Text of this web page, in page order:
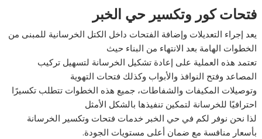
فتحات كور وتكسير حي الخبر
يعد إجراء التعديلات وإضافة الفتحات داخل الكتل الخرسانية للمبنى من
الخطوات الهامة بعد الانتهاء من البناء حيث
تعتمد هذه العملية على إعادة تشكيل الخرسانة لتسهيل تركيب
المصاعد وفتح النوافذ والأبواب وكذلك فتحات التهوية
وتوصيلات المكيفات والشفاطات، جميع هذه الخطوات تتطلب تكسيرًا
احترافيًا للخرسانة لتمكين تنفيذها بالشكل الأمثل
لذا نحن نوفر لكم في حي الخبر خدمات فتحات وتكسير الخرسانة
بأسعار منافسة مع ضمان أعلى مستويات الجودة.